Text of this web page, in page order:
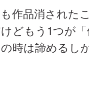
作品消された
どもう1つが
時は諦めるし